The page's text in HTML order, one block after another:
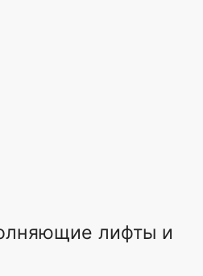
лифты и